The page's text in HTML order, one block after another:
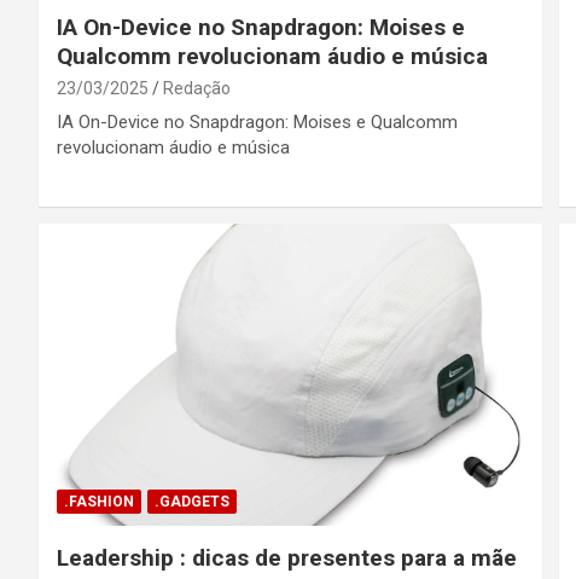
IA On-Device no Snapdragon: Moises e
Qualcomm revolucionam áudio e música
23/03/2025 Redação
IA On-Device no Snapdragon: Moises e Qualcomm
revolucionam áudio e música
.FASHION .GADGETS
Leadership : dicas de presentes para a mãe